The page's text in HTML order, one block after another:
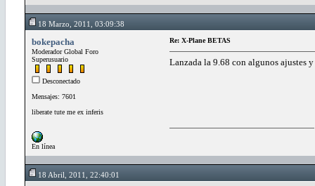
18 Marzo, 2011, 03:09:38
bokepacha
Moderador Global Foro
Superusuario
Desconectado
Mensajes: 7601
liberate tute me ex inferis
En línea
Re: X-Plane BETAS
Lanzada la 9.68 con algunos ajustes
18 Abril, 2011, 22:40:01